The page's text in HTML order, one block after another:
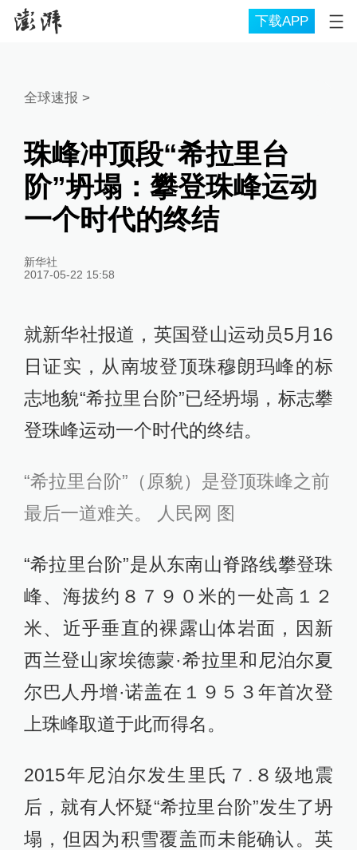
下载APP
全球速报 >
珠峰冲顶段“希拉里台
阶”坍塌：攀登珠峰运动
一个时代的终结
新华社
2017-05-22 15:58
就新华社报道，英国登山运动员5月16
日证实，从南坡登顶珠穆朗玛峰的标
志地貌“希拉里台阶”已经坍塌，标志攀
登珠峰运动一个时代的终结。
“希拉里台阶”（原貌）是登顶珠峰之前
最后一道难关。 人民网 图
“希拉里台阶”是从东南山脊路线攀登珠
峰、海拔约８７９０米的一处高１２
米、近乎垂直的裸露山体岩面，因新
西兰登山家埃德蒙·希拉里和尼泊尔夏
尔巴人丹增·诺盖在１９５３年首次登
上珠峰取道于此而得名。
2015年尼泊尔发生里氏７.８级地震
后，就有人怀疑“希拉里台阶”发生了坍
塌，但因为积雪覆盖而未能确认。英